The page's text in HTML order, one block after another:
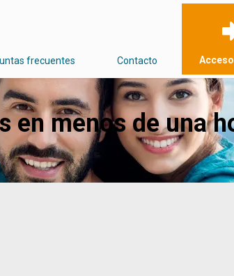
frecuentes Contacto
en menos de una